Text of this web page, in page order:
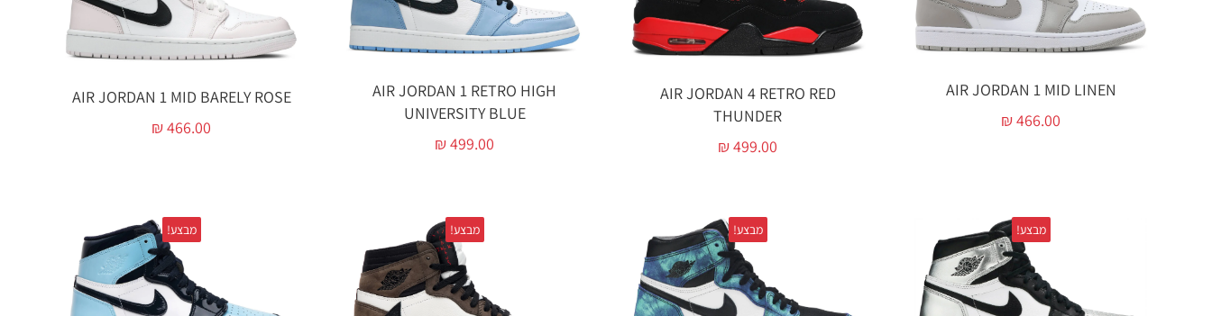
AIR JORDAN 1 MID LINEN
₪466.00
AIR JORDAN 4 RETRO RED
THUNDER‏
₪499.00
AIR JORDAN 1 RETRO HIGH
UNIVERSITY BLUE
₪499.00
AIR JORDAN 1 MID BARELY ROSE
₪466.00
מבצע! מבצע! מבצע! מבצע!